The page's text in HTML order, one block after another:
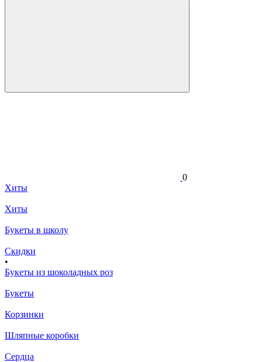
0
Хиты
Хиты
Букеты в школу
Скидки
•
Букеты из шоколадных роз
Букеты
Корзинки
Шляпные коробки
Сердца